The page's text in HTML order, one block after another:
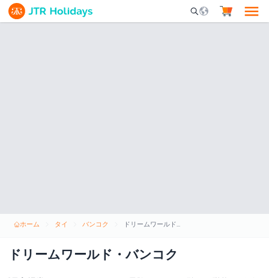
Mobile Search
ホーム タイ バンコク ドリームワールド・バンコク
ドリームワールド・バンコク